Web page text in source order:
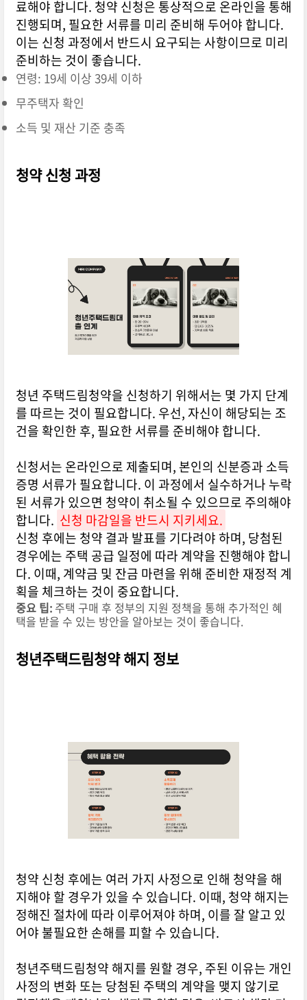
료해야 합니다. 청약 신청은 통상적으로 온라인을 통해
진행되며, 필요한 서류를 미리 준비해 두어야 합니다.
이는 신청 과정에서 반드시 요구되는 사항이므로 미리
준비하는 것이 좋습니다.
연령: 19세 이상 39세 이하
무주택자 확인
소득 및 재산 기준 충족
청약 신청 과정
청년 주택드림청약을 신청하기 위해서는 몇 가지 단계
를 따르는 것이 필요합니다. 우선, 자신이 해당되는 조
건을 확인한 후, 필요한 서류를 준비해야 합니다.
신청서는 온라인으로 제출되며, 본인의 신분증과 소득
증명 서류가 필요합니다. 이 과정에서 실수하거나 누락
된 서류가 있으면 청약이 취소될 수 있으므로 주의해야
합니다. 신청 마감일을 반드시 지키세요.
신청 후에는 청약 결과 발표를 기다려야 하며, 당첨된
경우에는 주택 공급 일정에 따라 계약을 진행해야 합니
다. 이때, 계약금 및 잔금 마련을 위해 준비한 재정적 계
획을 체크하는 것이 중요합니다.
중요 팁:주택 구매 후 정부의 지원 정책을 통해 추가적인 혜
택을 받을 수 있는 방안을 알아보는 것이 좋습니다.
청년주택드림청약 해지 정보
청약 신청 후에는 여러 가지 사정으로 인해 청약을 해
지해야 할 경우가 있을 수 있습니다. 이때, 청약 해지는
정해진 절차에 따라 이루어져야 하며, 이를 잘 알고 있
어야 불필요한 손해를 피할 수 있습니다.
청년주택드림청약 해지를 원할 경우, 주된 이유는 개인
사정의 변화 또는 당첨된 주택의 계약을 맺지 않기로